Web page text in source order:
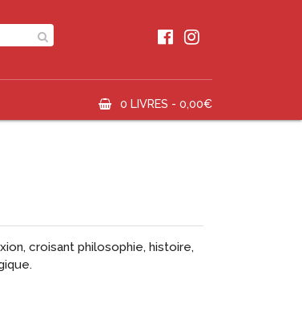
0 LIVRES - 0,00€
croisant philosophie, histoire,